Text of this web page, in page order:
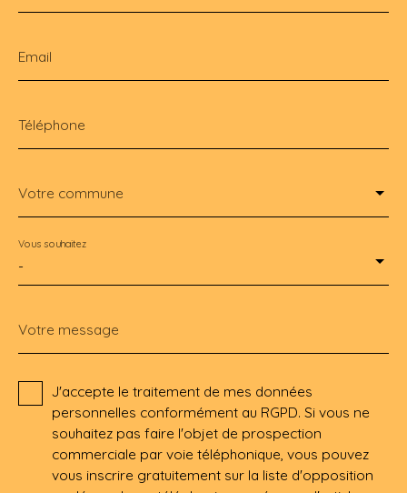
Email
Téléphone
Votre commune
-
Vous souhaitez
Votre message
J'accepte le traitement de mes données
personnelles conformément au RGPD. Si vous ne
souhaitez pas faire l'objet de prospection
commerciale par voie téléphonique, vous pouvez
vous inscrire gratuitement sur la liste d'opposition